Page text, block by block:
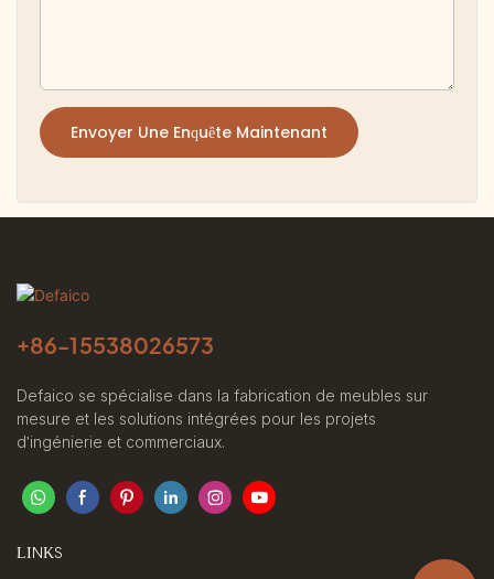
Envoyer Une Enquête Maintenant
+86-15538026573
Defaico se spécialise dans la fabrication de meubles sur
mesure et les solutions intégrées pour les projets
d'ingénierie et commerciaux.
LINKS